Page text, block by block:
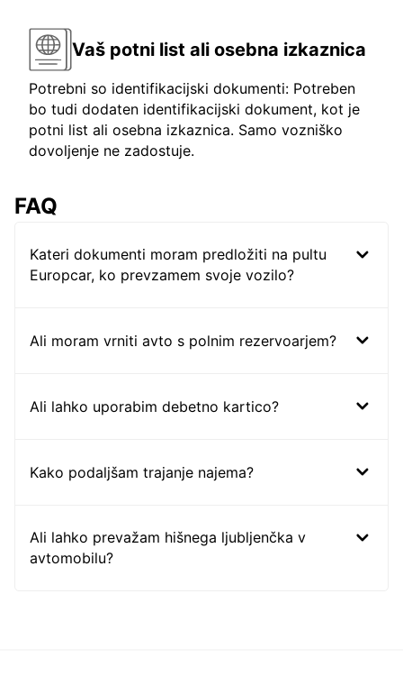
Vaš potni list ali osebna izkaznica
Potrebni so identifikacijski dokumenti: Potreben
bo tudi dodaten identifikacijski dokument, kot je
potni list ali osebna izkaznica. Samo vozniško
dovoljenje ne zadostuje.
FAQ
Kateri dokumenti moram predložiti na pultu
Europcar, ko prevzamem svoje vozilo?
Ali moram vrniti avto s polnim rezervoarjem?
Ali lahko uporabim debetno kartico?
Kako podaljšam trajanje najema?
Ali lahko prevažam hišnega ljubljenčka v
avtomobilu?